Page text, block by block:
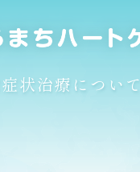
症状治療について